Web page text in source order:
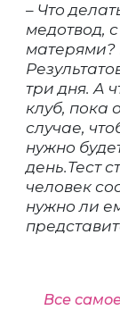
– Что
медотвод,
матерями?
три дня. А
клуб, пока
случае,
нужно
день.Тест
человек
нужно ли
Все